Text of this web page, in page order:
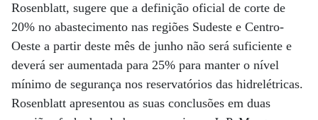
Rosenblatt, sugere que a definição oficial de corte de
20% no abastecimento nas regiões Sudeste e Centro-
Oeste a partir deste mês de junho não será suficiente e
deverá ser aumentada para 25% para manter o nível
mínimo de segurança nos reservatórios das hidrelétricas.
Rosenblatt apresentou as suas conclusões em duas